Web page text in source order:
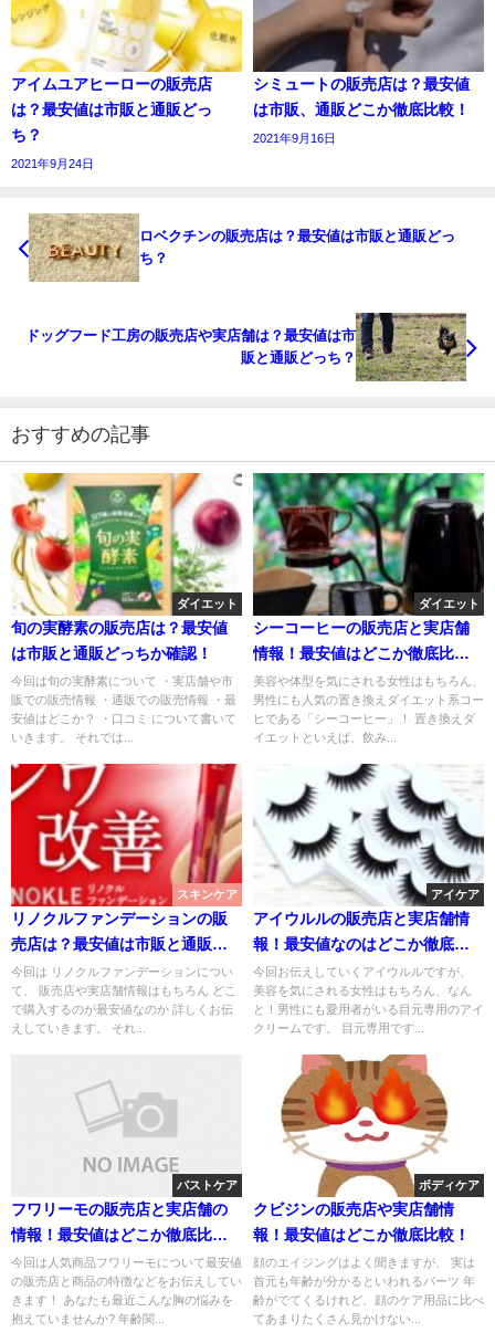
アイムユアヒーローの販売店
は？最安値は市販と通販どっ
ち？
2021年9月24日
シミュートの販売店は？最安値
は市販、通販どこか徹底比較！
2021年9月16日
ロベクチンの販売店は？最安値は市販と通販どっ
ち？
ドッグフード工房の販売店や実店舗は？最安値は市
販と通販どっち？
おすすめの記事
ダイエット
旬の実酵素の販売店は？最安値
は市販と通販どっちか確認！
今回は旬の実酵素について ・実店舗や市
販での販売情報 ・通販での販売情報 ・最
安値はどこか？ ・口コミ について書いて
いきます。 それでは...
ダイエット
シーコーヒーの販売店と実店舗
情報！最安値はどこか徹底比
較！
美容や体型を気にされる女性はもちろん、
男性にも人気の置き換えダイエット系コー
ヒである「シーコーヒー」！ 置き換えダ
イエットといえば、飲み...
スキンケア
リノクルファンデーションの販
売店は？最安値は市販と通販ど
っち？
今回は リノクルファンデーションについ
て、 販売店や実店舗情報はもちろん どこ
で購入するのが最安値なのか 詳しくお伝
えしていきます。 それ...
アイケア
アイウルルの販売店と実店舗情
報！最安値なのはどこか徹底比
較！
今回お伝えしていくアイウルルですが、
美容を気にされる女性はもちろん、なん
と！男性にも愛用者がいる目元専用のアイ
クリームです。 目元専用です...
バストケア
フワリーモの販売店と実店舗の
情報！最安値はどこか徹底比
較！
今回は人気商品フワリーモについて最安値
の販売店と商品の特徴などをお伝えしてい
きます！ あなたも最近こんな胸の悩みを
抱えていませんか? 年齢関...
ボディケア
クビジンの販売店や実店舗情
報！最安値はどこか徹底比較！
顔のエイジングはよく聞きますが、 実は
首元も年齢が分かるといわれるパーツ 年
齢がでてくるけれど、顔のケア用品に比べ
てあまりたくさん見かけない...